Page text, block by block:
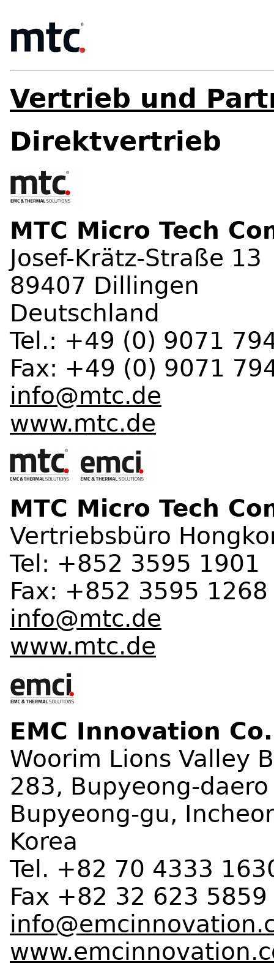
Vertrieb und
Direktvertrieb
MTC Micro Tech
Josef-Krätz-Straße 13
89407 Dillingen
Deutschland
Tel.: +49 (0) 9071
Fax: +49 (0) 9071
info@mtc.de
www.mtc.de
MTC Micro Tech
Vertriebsbüro
Tel: +852 3595 1901
Fax: +852 3595 1268
info@mtc.de
www.mtc.de
EMC Innovation
Woorim Lions Valley
283, Bupyeong-daero
Bupyeong-gu,
Korea
Tel. +82 70 4333
Fax +82 32 623 5859